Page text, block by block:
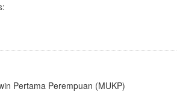
Pertama Perempuan (MUKP)